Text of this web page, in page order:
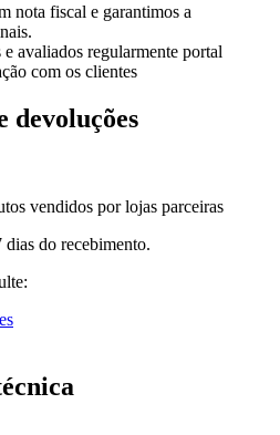
nota fiscal e garantimos a
avaliados regularmente portal
com os clientes
devoluções
vendidos por lojas parceiras
do recebimento.